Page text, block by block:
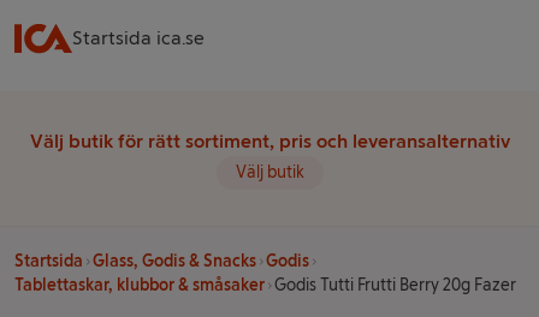
Startsida ica.se
Välj butik för rätt sortiment, pris och leveransalternativ
Välj butik
Startsida Glass, Godis & Snacks Godis
Tablettaskar, klubbor & småsaker Godis Tutti Frutti Berry 20g Fazer